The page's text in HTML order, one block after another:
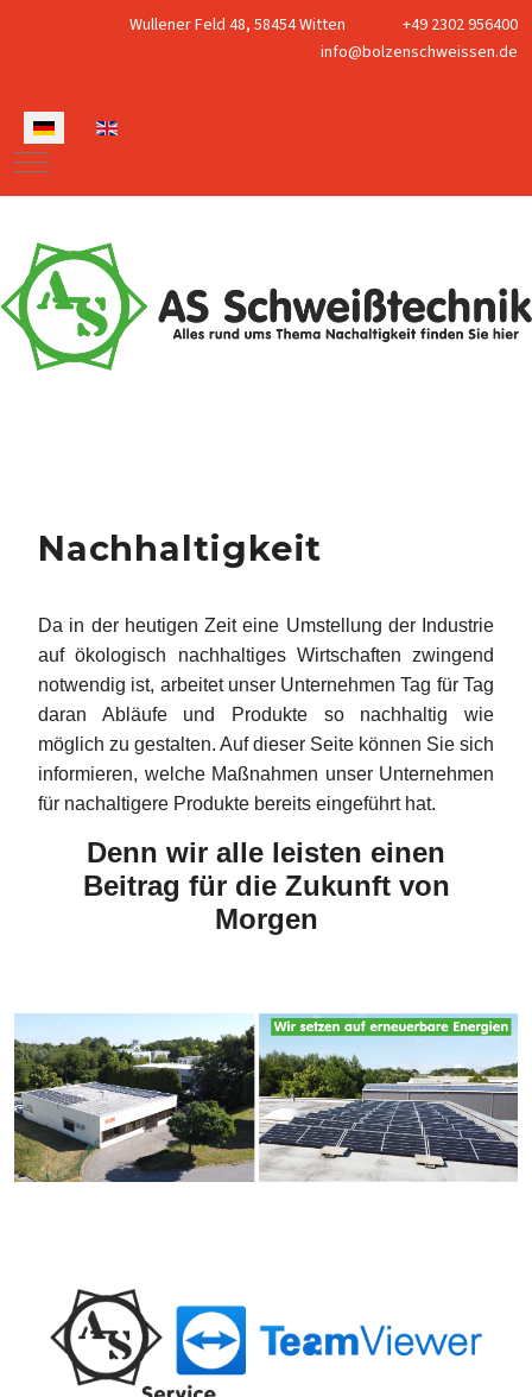
Wullener Feld 48, 58454 Witten
+49 2302 956400
info@bolzenschweissen.de
Sprache auswählen
Mobile Menu Toggle
Nachhaltigkeit
Da in der heutigen Zeit eine Umstellung der Industrie
auf ökologisch nachhaltiges Wirtschaften zwingend
notwendig ist, arbeitet unser Unternehmen Tag für Tag
daran Abläufe und Produkte so nachhaltig wie
möglich zu gestalten. Auf dieser Seite können Sie sich
informieren, welche Maßnahmen unser Unternehmen
für nachaltigere Produkte bereits eingeführt hat.
Denn wir alle leisten einen
Beitrag für die Zukunft von
Morgen